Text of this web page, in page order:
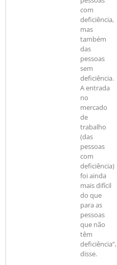
com
deficiência,
mas
também
das
pessoas
sem
deficiência.
A entrada
no
mercado
de
trabalho
(das
pessoas
com
deficiência)
foi ainda
mais difícil
do que
para as
pessoas
que não
têm
deficiência”,
disse.